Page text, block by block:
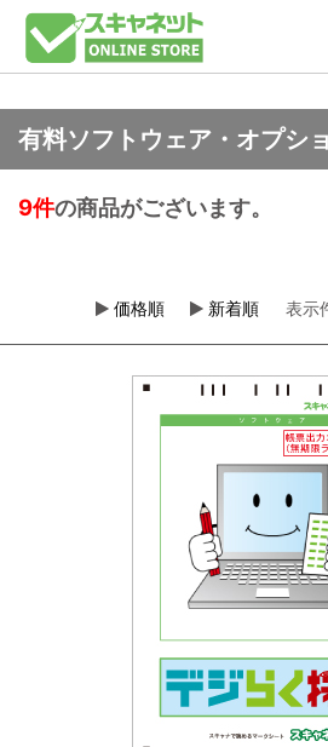
有料ソフトウェア・オプシ
9件の商品がございます。
価格順 新着順 表示